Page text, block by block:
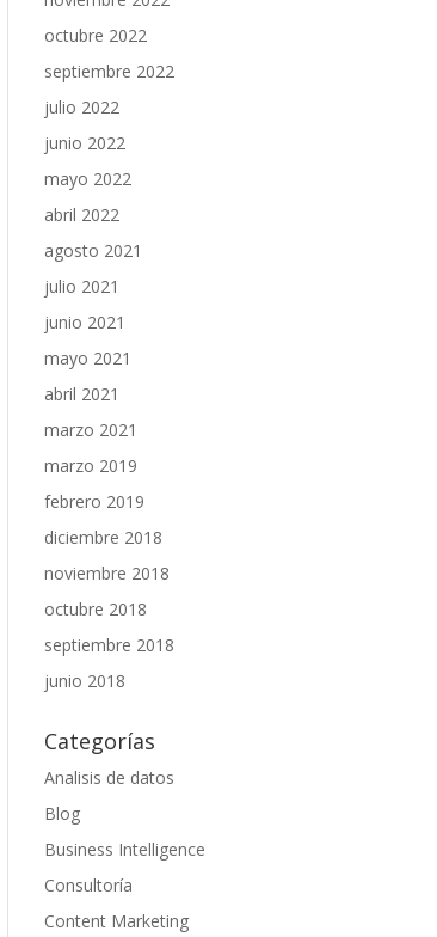
octubre 2022
septiembre 2022
julio 2022
junio 2022
mayo 2022
abril 2022
agosto 2021
julio 2021
junio 2021
mayo 2021
abril 2021
marzo 2021
marzo 2019
febrero 2019
diciembre 2018
noviembre 2018
octubre 2018
septiembre 2018
junio 2018
Categorías
Analisis de datos
Blog
Business Intelligence
Consultoría
Content Marketing